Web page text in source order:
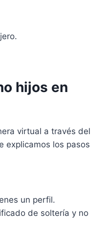
hijos en
virtual a través del
explicamos los pasos
un perfil.
de soltería y no